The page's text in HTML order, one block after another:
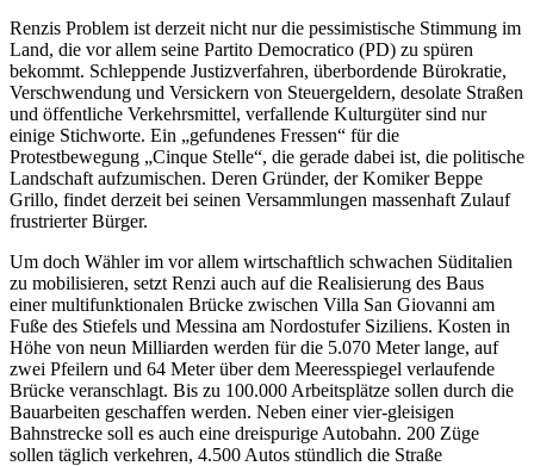
Renzis Problem ist derzeit nicht nur die pessimistische Stimmung im
Land, die vor allem seine Partito Democratico (PD) zu spüren
bekommt. Schleppende Justizverfahren, überbordende Bürokratie,
Verschwendung und Versickern von Steuergeldern, desolate Straßen
und öffentliche Verkehrsmittel, verfallende Kulturgüter sind nur
einige Stichworte. Ein „gefundenes Fressen“ für die
Protestbewegung „Cinque Stelle“, die gerade dabei ist, die politische
Landschaft aufzumischen. Deren Gründer, der Komiker Beppe
Grillo, findet derzeit bei seinen Versammlungen massenhaft Zulauf
frustrierter Bürger.
Um doch Wähler im vor allem wirtschaftlich schwachen Süditalien
zu mobilisieren, setzt Renzi auch auf die Realisierung des Baus
einer multifunktionalen Brücke zwischen Villa San Giovanni am
Fuße des Stiefels und Messina am Nordostufer Siziliens. Kosten in
Höhe von neun Milliarden werden für die 5.070 Meter lange, auf
zwei Pfeilern und 64 Meter über dem Meeresspiegel verlaufende
Brücke veranschlagt. Bis zu 100.000 Arbeitsplätze sollen durch die
Bauarbeiten geschaffen werden. Neben einer vier-gleisigen
Bahnstrecke soll es auch eine dreispurige Autobahn. 200 Züge
sollen täglich verkehren, 4.500 Autos stündlich die Straße